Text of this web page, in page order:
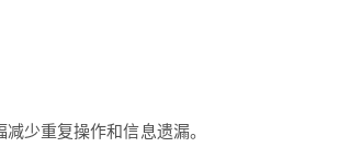
少重复操作和信息遗漏。